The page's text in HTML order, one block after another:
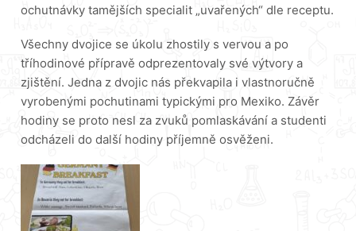
ochutnávky tamějších specialit „uvařených“ dle receptu.
Všechny dvojice se úkolu zhostily s vervou a po
tříhodinové přípravě odprezentovaly své výtvory a
zjištění. Jedna z dvojic nás překvapila i vlastnoručně
vyrobenými pochutinami typickými pro Mexiko. Závěr
hodiny se proto nesl za zvuků pomlaskávání a studenti
odcházeli do další hodiny příjemně osvěženi.